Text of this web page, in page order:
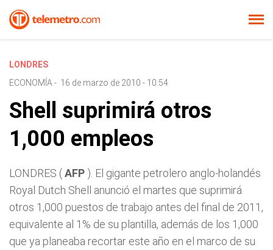
LONDRES
ECONOMÍA - 16 de marzo de 2010 - 10:54
Shell suprimirá otros
1,000 empleos
LONDRES (AFP ). El gigante petrolero anglo-holandés
Royal Dutch Shell anunció el martes que suprimirá
otros 1,000 puestos de trabajo antes del final de 2011,
equivalente al 1% de su plantilla, además de los 1,000
que ya planeaba recortar este año en el marco de su